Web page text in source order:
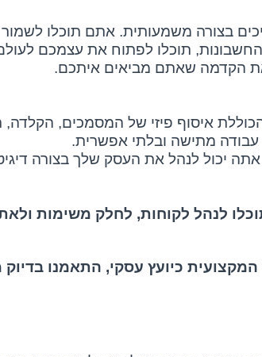
בצורה משמעותית. אתם תוכלו
תוכלו לפתוח את עצמכם
הקדמה שאתם מביאים איתכם.
איסוף פיזי של המסמכים,
מתישה ובלתי אפשרית.
יכול לנהל את העסק שלך בצורה
לנהל לקוחות, לחלק משימות
כיועץ עסקי, התאמנו